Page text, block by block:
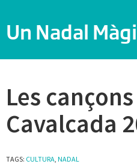
Un Nadal
Les
Cavalcada
TAGS: CULTURA, NADAL